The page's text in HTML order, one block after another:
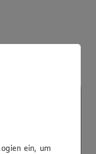
ein, um